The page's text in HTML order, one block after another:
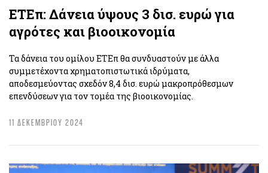
ΕΤΕπ: Δάνεια ύψους 3 δισ. ευρώ για
αγρότες και βιοοικονομία
Τα δάνεια του ομίλου ΕΤΕπ θα συνδυαστούν με άλλα
συμμετέχοντα χρηματοπιστωτικά ιδρύματα,
αποδεσμεύοντας σχεδόν 8,4 δισ. ευρώ μακροπρόθεσμων
επενδύσεων για τον τομέα της βιοοικονομίας.
11 ΔΕΚΕΜΒΡΙΟΥ 2024